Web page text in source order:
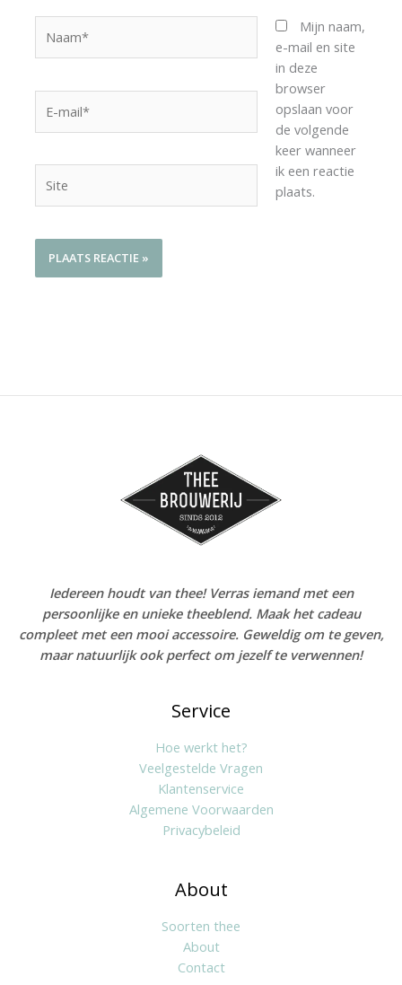
mail*
Mijn naam,
e-mail en site
in deze
browser
opslaan voor
de volgende
keer wanneer
ik een reactie
plaats.
Iedereen houdt van thee! Verras iemand met een
persoonlijke en unieke theeblend. Maak het cadeau
compleet met een mooi accessoire. Geweldig om te geven,
maar natuurlijk ook perfect om jezelf te verwennen!
Service
Hoe werkt het?
Veelgestelde Vragen
Klantenservice
Algemene Voorwaarden
Privacybeleid
About
Soorten thee
About
Contact